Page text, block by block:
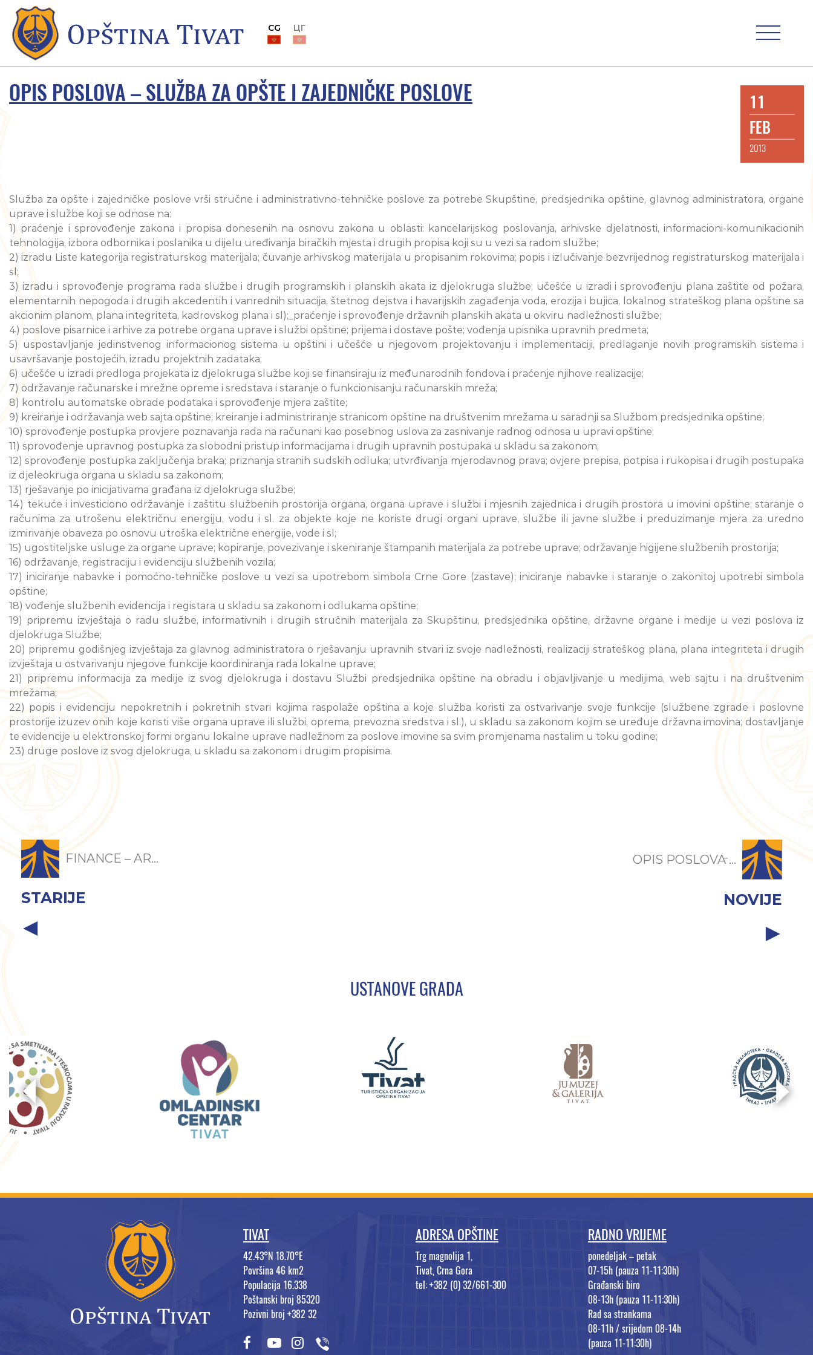
CG ЦГ
OPIS POSLOVA – SLUŽBA ZA OPŠTE I ZAJEDNIČKE POSLOVE
11
FEB
2013
Služba za opšte i zajedničke poslove vrši stručne i administrativno-tehničke poslove za potrebe Skupštine, predsjednika opštine, glavnog administratora, organe
uprave i službe koji se odnose na:
1) praćenje i sprovođenje zakona i propisa donesenih na osnovu zakona u oblasti: kancelarijskog poslovanja, arhivske djelatnosti, informacioni-komunikacionih
tehnologija, izbora odbornika i poslanika u dijelu uređivanja biračkih mjesta i drugih propisa koji su u vezi sa radom službe;
2) izradu Liste kategorija registraturskog materijala; čuvanje arhivskog materijala u propisanim rokovima; popis i izlučivanje bezvrijednog registraturskog materijala i
sl;
3) izradu i sprovođenje programa rada službe i drugih programskih i planskih akata iz djelokruga službe; učešće u izradi i sprovođenju plana zaštite od požara,
elementarnih nepogoda i drugih akcedentih i vanrednih situacija, štetnog dejstva i havarijskih zagađenja voda, erozija i bujica, lokalnog strateškog plana opštine sa
akcionim planom, plana integriteta, kadrovskog plana i sl);_praćenje i sprovođenje državnih planskih akata u okviru nadležnosti službe;
4) poslove pisarnice i arhive za potrebe organa uprave i službi opštine; prijema i dostave pošte; vođenja upisnika upravnih predmeta;
5) uspostavljanje jedinstvenog informacionog sistema u opštini i učešće u njegovom projektovanju i implementaciji, predlaganje novih programskih sistema i
usavršavanje postojećih, izradu projektnih zadataka;
6) učešće u izradi predloga projekata iz djelokruga službe koji se finansiraju iz međunarodnih fondova i praćenje njihove realizacije;
7) održavanje računarske i mrežne opreme i sredstava i staranje o funkcionisanju računarskih mreža;
8) kontrolu automatske obrade podataka i sprovođenje mjera zaštite;
9) kreiranje i održavanja web sajta opštine; kreiranje i administriranje stranicom opštine na društvenim mrežama u saradnji sa Službom predsjednika opštine;
10) sprovođenje postupka provjere poznavanja rada na računani kao posebnog uslova za zasnivanje radnog odnosa u upravi opštine;
11) sprovođenje upravnog postupka za slobodni pristup informacijama i drugih upravnih postupaka u skladu sa zakonom;
12) sprovođenje postupka zaključenja braka; priznanja stranih sudskih odluka; utvrđivanja mjerodavnog prava; ovjere prepisa, potpisa i rukopisa i drugih postupaka
iz djeleokruga organa u skladu sa zakonom;
13) rješavanje po inicijativama građana iz djelokruga službe;
14) tekuće i investiciono održavanje i zaštitu službenih prostorija organa, organa uprave i službi i mjesnih zajednica i drugih prostora u imovini opštine; staranje o
računima za utrošenu električnu energiju, vodu i sl. za objekte koje ne koriste drugi organi uprave, službe ili javne službe i preduzimanje mjera za uredno
izmirivanje obaveza po osnovu utroška električne energije, vode i sl;
15) ugostiteljske usluge za organe uprave; kopiranje, povezivanje i skeniranje štampanih materijala za potrebe uprave; održavanje higijene službenih prostorija;
16) održavanje, registraciju i evidenciju službenih vozila;
17) iniciranje nabavke i pomoćno-tehničke poslove u vezi sa upotrebom simbola Crne Gore (zastave); iniciranje nabavke i staranje o zakonitoj upotrebi simbola
opštine;
18) vođenje službenih evidencija i registara u skladu sa zakonom i odlukama opštine;
19) pripremu izvještaja o radu službe, informativnih i drugih stručnih materijala za Skupštinu, predsjednika opštine, državne organe i medije u vezi poslova iz
djelokruga Službe;
20) pripremu godišnjeg izvještaja za glavnog administratora o rješavanju upravnih stvari iz svoje nadležnosti, realizaciji strateškog plana, plana integriteta i drugih
izvještaja u ostvarivanju njegove funkcije koordiniranja rada lokalne uprave;
21) pripremu informacija za medije iz svog djelokruga i dostavu Službi predsjednika opštine na obradu i objavljivanje u medijima, web sajtu i na društvenim
mrežama;
22) popis i evidenciju nepokretnih i pokretnih stvari kojima raspolaže opština a koje služba koristi za ostvarivanje svoje funkcije (službene zgrade i poslovne
prostorije izuzev onih koje koristi više organa uprave ili službi, oprema, prevozna sredstva i sl.), u skladu sa zakonom kojim se uređuje državna imovina; dostavljanje
te evidencije u elektronskoj formi organu lokalne uprave nadležnom za poslove imovine sa svim promjenama nastalim u toku godine;
23) druge poslove iz svog djelokruga, u skladu sa zakonom i drugim propisima.
FINANCE – AR...
STARIJE
OPIS POSLOVA ̵...
NOVIJE
USTANOVE GRADA
TIVAT
42.43°N 18.70°E
Površina 46 km2
Populacija 16.338
Poštanski broj 85320
Pozivni broj +382 32
ADRESA OPŠTINE
Trg magnolija 1,
Tivat, Crna Gora
tel: +382 (0) 32/661-300
RADNO VRIJEME
ponedeljak – petak
07-15h (pauza 11-11:30h)
Građanski biro
08-13h (pauza 11-11:30h)
Rad sa strankama
08-11h / srijedom 08-14h
(pauza 11-11:30h)